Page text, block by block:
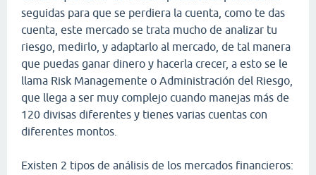
seguidas para que se perdiera la cuenta, como te das
cuenta, este mercado se trata mucho de analizar tu
riesgo, medirlo, y adaptarlo al mercado, de tal manera
que puedas ganar dinero y hacerla crecer, a esto se le
llama Risk Managemente o Administración del Riesgo,
que llega a ser muy complejo cuando manejas más de
120 divisas diferentes y tienes varias cuentas con
diferentes montos.
Existen 2 tipos de análisis de los mercados financieros: